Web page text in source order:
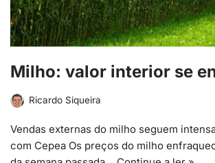
Milho: valor interior se
Ricardo Siqueira
Vendas externas do milho seguem
com Cepea Os preços do milho